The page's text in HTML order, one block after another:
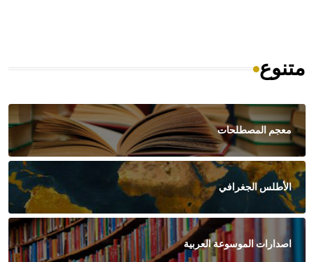
متنوع
معجم المصطلحات
الأطلس الجغرافي
اصدارات الموسوعة العربية